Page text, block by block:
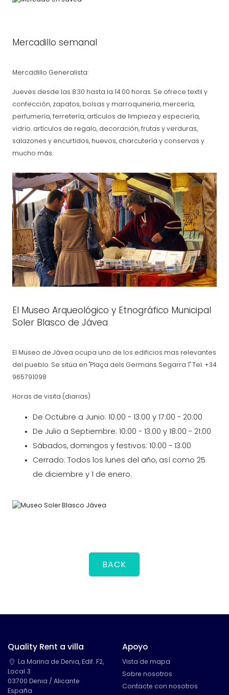
Mercadillo semanal
Mercadillo Generalista:
Jueves desde las 8:30 hasta la 14:00 horas. Se ofrece textil y
confección, zapatos, bolsas y marroquinería, mercería,
perfumería, ferretería, artículos de limpieza y especiería,
vidrio. artículos de regalo, decoración, frutas y verduras,
salazones y encurtidos, huevos, charcutería y conservas y
mucho más.
El Museo Arqueológico y Etnográfico Municipal
Soler Blasco de Jávea
El Museo de Jávea ocupa uno de los edificios mas relevantes
del pueblo. Se sitúa en "Plaça dels Germans Segarra 1" Tel. +34
965791098
Horas de visita (diarias)
De Octubre a Junio: 10:00 - 13:00 y 17:00 - 20:00
De Julio a Septiembre: 10:00 - 13:00 y 18:00 - 21:00
Sábados, domingos y festivos: 10:00 - 13:00
Cerrado: Todos los lunes del año, así como 25
de diciembre y 1 de enero.
BACK
Quality Rent a villa
La Marina de Denia, Edif. F2,
Local 3
03700 Denia / Alicante
España
Apoyo
Vista de mapa
Sobre nosotros
Contacte con nosotros